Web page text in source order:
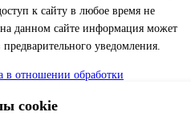
cookie
к сайту в любое время не
данном сайте информация может
уведомления.
в отношении обработки